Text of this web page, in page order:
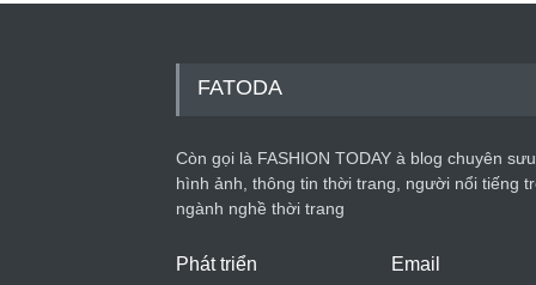
FATODA
Còn gọi là FASHION TODAY à blog chuyên
hình ảnh, thông tin thời trang, người nổi tiếng
ngành nghề thời trang
Phát triển Email